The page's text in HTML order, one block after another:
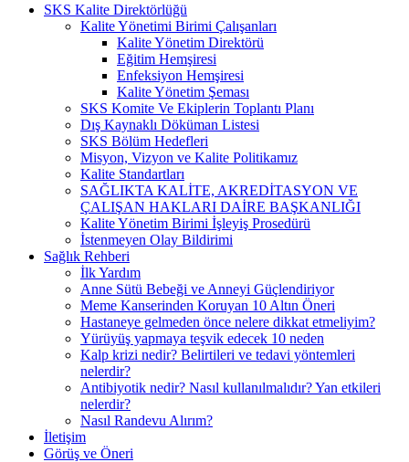
SKS Kalite Direktörlüğü
Kalite Yönetimi Birimi Çalışanları
Kalite Yönetim Direktörü
Eğitim Hemşiresi
Enfeksiyon Hemşiresi
Kalite Yönetim Şeması
SKS Komite Ve Ekiplerin Toplantı Planı
Dış Kaynaklı Döküman Listesi
SKS Bölüm Hedefleri
Misyon, Vizyon ve Kalite Politikamız
Kalite Standartları
SAĞLIKTA KALİTE, AKREDİTASYON VE
ÇALIŞAN HAKLARI DAİRE BAŞKANLIĞI
Kalite Yönetim Birimi İşleyiş Prosedürü
İstenmeyen Olay Bildirimi
Sağlık Rehberi
İlk Yardım
Anne Sütü Bebeği ve Anneyi Güçlendiriyor
Meme Kanserinden Koruyan 10 Altın Öneri
Hastaneye gelmeden önce nelere dikkat etmeliyim?
Yürüyüş yapmaya teşvik edecek 10 neden
Kalp krizi nedir? Belirtileri ve tedavi yöntemleri
nelerdir?
Antibiyotik nedir? Nasıl kullanılmalıdır? Yan etkileri
nelerdir?
Nasıl Randevu Alırım?
İletişim
Görüş ve Öneri